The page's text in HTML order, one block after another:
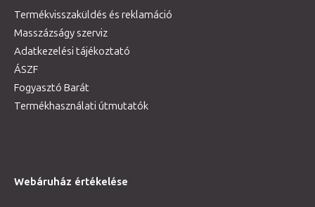
Termékvisszaküldés és reklamáció
Masszázságy szerviz
Adatkezelési tájékoztató
ÁSZF
Fogyasztó Barát
Termékhasználati útmutatók
Webáruház értékelése